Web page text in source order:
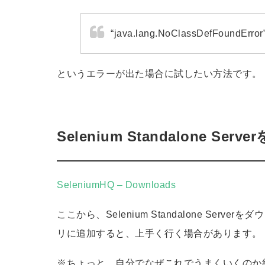
というエラーが出た場合に試したい方法です。
Selenium Standalone Server
SeleniumHQ – Downloads
ここから、Selenium Standalone Serverをダ
リに追加すると、上手く行く場合があります。